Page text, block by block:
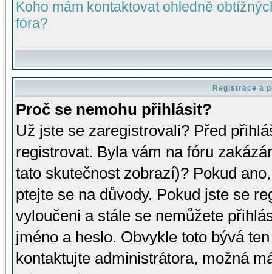
Koho mám kontaktovat ohledně
fóra?
Registrace a
Proč se nemohu přihlásit?
Už jste se zaregistrovali? Před
registrovat. Byla vám na fóru
tato skutečnost zobrazí)? Pokud
ptejte se na důvody. Pokud jste se
vyloučeni a stále se nemůžete
jméno a heslo. Obvykle toto bývá
kontaktujte administrátora, možná